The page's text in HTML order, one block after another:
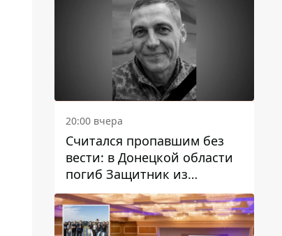
20:00 вчера
Считался пропавшим без
вести: в Донецкой области
погиб Защитник из
Каменского Антон
Красовский